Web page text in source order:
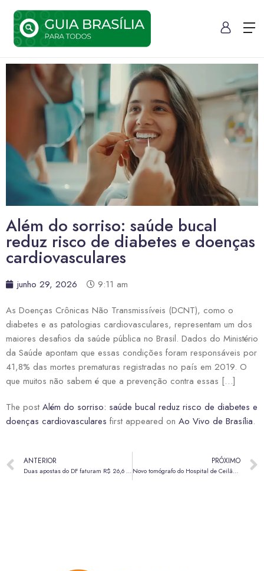
Além do sorriso: saúde bucal
reduz risco de diabetes e doenças
cardiovasculares
junho 29, 2026
9:11 am
As Doenças Crônicas Não Transmissíveis (DCNT), como o
diabetes e as patologias cardiovasculares, representam um dos
maiores desafios da saúde pública no Brasil. Dados do Ministério
da Saúde apontam que essas condições foram responsáveis por
41,8% das mortes prematuras registradas no país em 2019. O
que muitos não sabem é que a prevenção contra essas […]
The post Além do sorriso: saúde bucal reduz risco de diabetes e
doenças cardiovasculares first appeared on Ao Vivo de Brasília.
ANTERIOR
Duas apostas do DF faturam R$ 26,6 milhões cada na Quina de São João 2026
PRÓXIMO
Novo tomógrafo do Hospital de Ceilândia vai realizar até 16 mil exames mensais